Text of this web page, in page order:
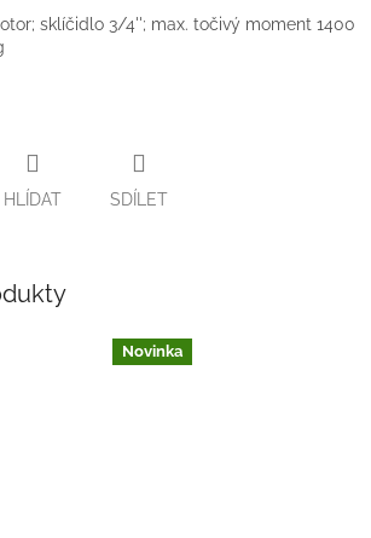
sklíčidlo 3/4''; max. točivý moment 1400
HLÍDAT SDÍLET
Novinka